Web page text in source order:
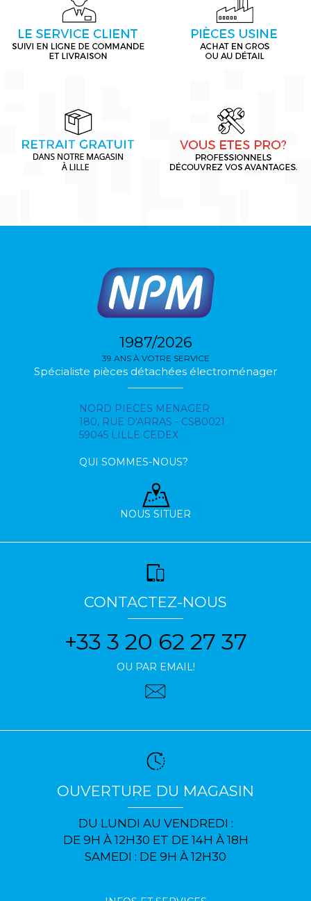
1987/2026
39 ANS À VOTRE SERVICE
Spécialiste pièces détachées électroménager
NORD PIECES MENAGER
180, RUE D'ARRAS - CS80021
59045 LILLE CEDEX
QUI SOMMES-NOUS?
NOUS SITUER
CONTACTEZ-NOUS
+33 3 20 62 27 37
OU PAR EMAIL!
OUVERTURE DU MAGASIN
DU LUNDI AU VENDREDI :
DE 9H À 12H30 ET DE 14H À 18H
SAMEDI : DE 9H À 12H30